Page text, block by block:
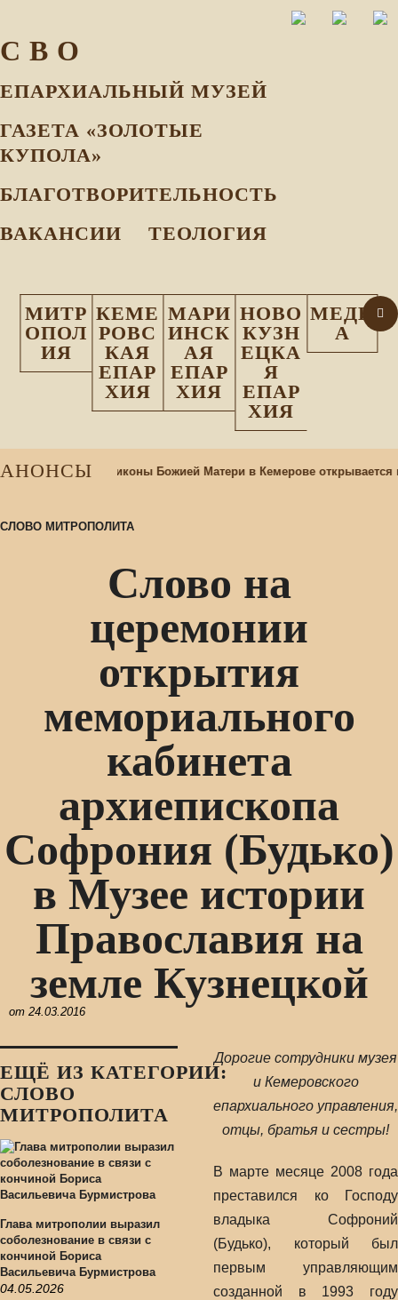
С В О
ЕПАРХИАЛЬНЫЙ МУЗEЙ
ГАЗЕТА «ЗОЛОТЫЕ
КУПОЛА»
БЛАГОТВОРИТЕЛЬНОСТЬ
ВАКАНСИИ
ТЕОЛОГИЯ
МИТР
ОПОЛ
ИЯ
КЕМЕ
РОВС
КАЯ
ЕПАР
ХИЯ
МАРИ
ИНСК
АЯ
ЕПАР
ХИЯ
НОВО
КУЗН
ЕЦКА
Я
ЕПАР
ХИЯ
МЕДИ
А
АНОНСЫ
Казанской иконы Божией Матери в Кемерове открывается
СЛОВО МИТРОПОЛИТА
Слово на
церемонии
открытия
мемориального
кабинета
архиепископа
Софрония (Будько)
в Музее истории
Православия на
земле Кузнецкой
от 24.03.2016
ЕЩЁ ИЗ КАТЕГОРИИ:
СЛОВО
МИТРОПОЛИТА
Глава митрополии выразил
соболезнование в связи с
кончиной Бориса
Васильевича Бурмистрова
04.05.2026
Дорогие сотрудники музея
и Кемеровского
епархиального управления,
отцы, братья и сестры!
В марте месяце 2008 года
преставился ко Господу
владыка Софроний
(Будько), который был
первым управляющим
созданной в 1993 году